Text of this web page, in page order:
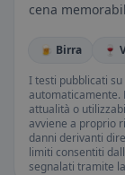
cena
🍺 Birra 🍷
I testi pubblicati
automaticamente.
attualità o
avviene a proprio
danni derivanti
limiti consentiti
segnalati tramite